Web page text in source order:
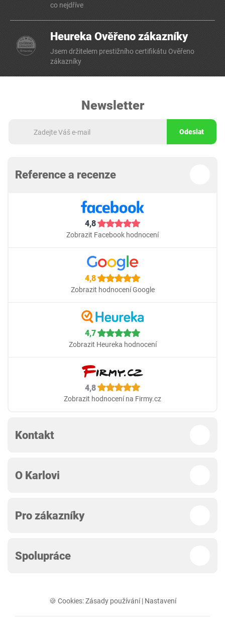
co nejdříve
Heureka Ověřeno zákazníky
Jsem držitelem prestižního certifikátu Ověřeno
zákazníky
Newsletter
Odeslat
Reference a recenze
4,8
Zobrazit Facebook hodnocení
4,8
Zobrazit hodnocení Google
4,7
Zobrazit Heureka hodnocení
4,8
Zobrazit hodnocení na Firmy.cz
Kontakt
O Karlovi
Pro zákazníky
Spolupráce
🍪 Cookies:Zásady používání| Nastavení